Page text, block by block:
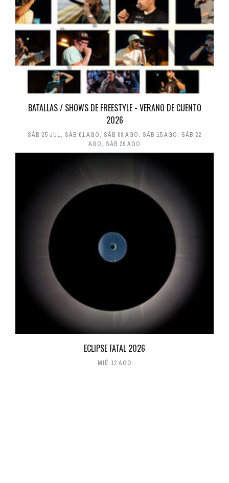
BATALLAS / SHOWS DE FREESTYLE - VERANO DE CUENTO
2026
SÁB 25 JUL, SÁB 01 AGO, SÁB 08 AGO, SÁB 15 AGO, SÁB 22
AGO, SÁB 29 AGO
ECLIPSE FATAL 2026
MIÉ 12 AGO